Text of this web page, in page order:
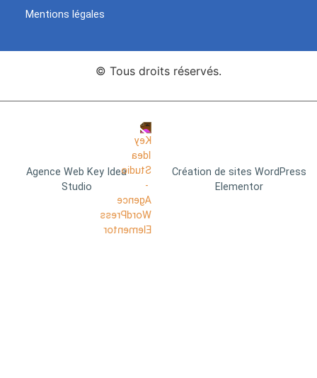
Mentions légales
© Tous droits réservés.
Agence Web Key Idea
Studio
Création de sites WordPress
Elementor